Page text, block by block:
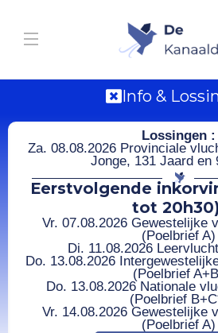
Info &
Lossingen :
Za. 08.08.2026 Provinciale
Jonge, 131 Jaard en
Eerstvolgende
tot
Vr. 07.08.2026 Gewestelijke
(Poelbrief A)
Di. 11.08.2026
Do. 13.08.2026
(Poelbrief
Do. 13.08.2026 Nationale
(Poelbrief
Vr. 14.08.2026 Gewestelijke
(Poelbrief A)